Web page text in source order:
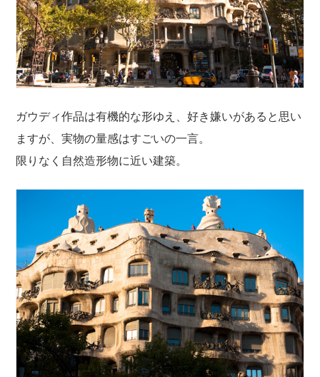
ガウディ作品は有機的な形ゆえ、好き嫌いがあると思い
ますが、実物の量感はすごいの一言。
限りなく自然造形物に近い建築。